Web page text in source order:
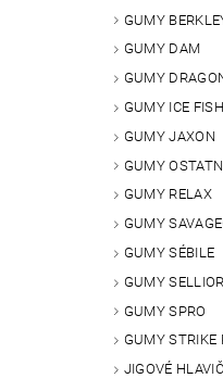
GUMY
GUMY DAM
GUMY
GUMY ICE FISH
GUMY JAXON
GUMY
GUMY RELAX
GUMY
GUMY SÉBILE
GUMY SELLIOR
GUMY SPRO
GUMY STRIKE
JIGOVÉ